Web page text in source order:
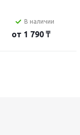
В наличии
от 1 790 ₸